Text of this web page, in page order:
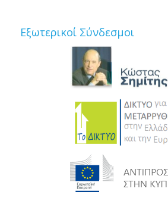
Εξωτερικοί Σύνδεσμοι